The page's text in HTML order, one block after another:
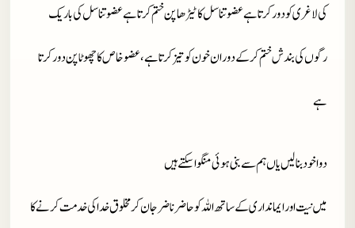
کی لاغری کو دور کرتا ہے عضوتناسل کا ٹیڑھا پن ختم کرتا ہے عضو تناسل کی باریک
رگوں کی بندش ختم کر کے دوران خون کو تیز کرتا ہے، عضو خاص کا چھوٹا پن دور کرتا
ہے
دوا خود بنا لیں یاں ہم سے بنی ہوئی منگوا سکتے ہیں
میں نیت اور ایمانداری کے ساتھ اللہ کو حاضر ناضر جان کر مخلوق خدا کی خدمت کرنے کا